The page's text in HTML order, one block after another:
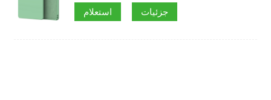
استعلام جزئیات